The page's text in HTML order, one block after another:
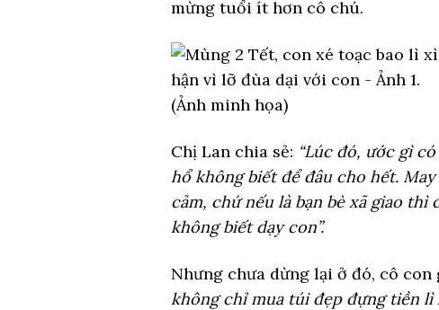
mừng tuổi ít hơn cô chú.
(Ảnh minh họa)
Chị Lan chia sẻ: “Lúc đó, ước gì
hổ không biết để đâu cho hết.
cảm, chứ nếu là bạn bè xã giao
không biết dạy con”.
Nhưng chưa dừng lại ở đó, cô
không chỉ mua túi đẹp đựng tiền